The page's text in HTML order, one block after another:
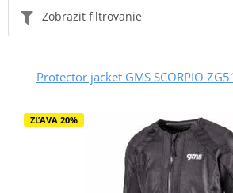
Zobraziť filtrovanie
Protector jacket GMS SCORPIO
ZĽAVA 20%